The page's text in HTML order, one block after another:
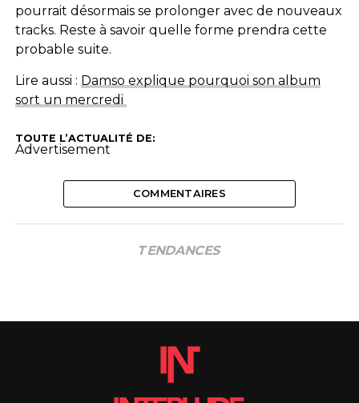
pourrait désormais se prolonger avec de nouveaux
tracks. Reste à savoir quelle forme prendra cette
probable suite.
Lire aussi : Damso explique pourquoi son album
sort un mercredi
TOUTE L’ACTUALITÉ DE:
Advertisement
COMMENTAIRES
TENDANCES